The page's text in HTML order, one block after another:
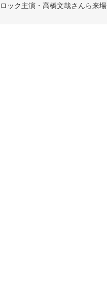
ック主演・高橋文哉さんら来場